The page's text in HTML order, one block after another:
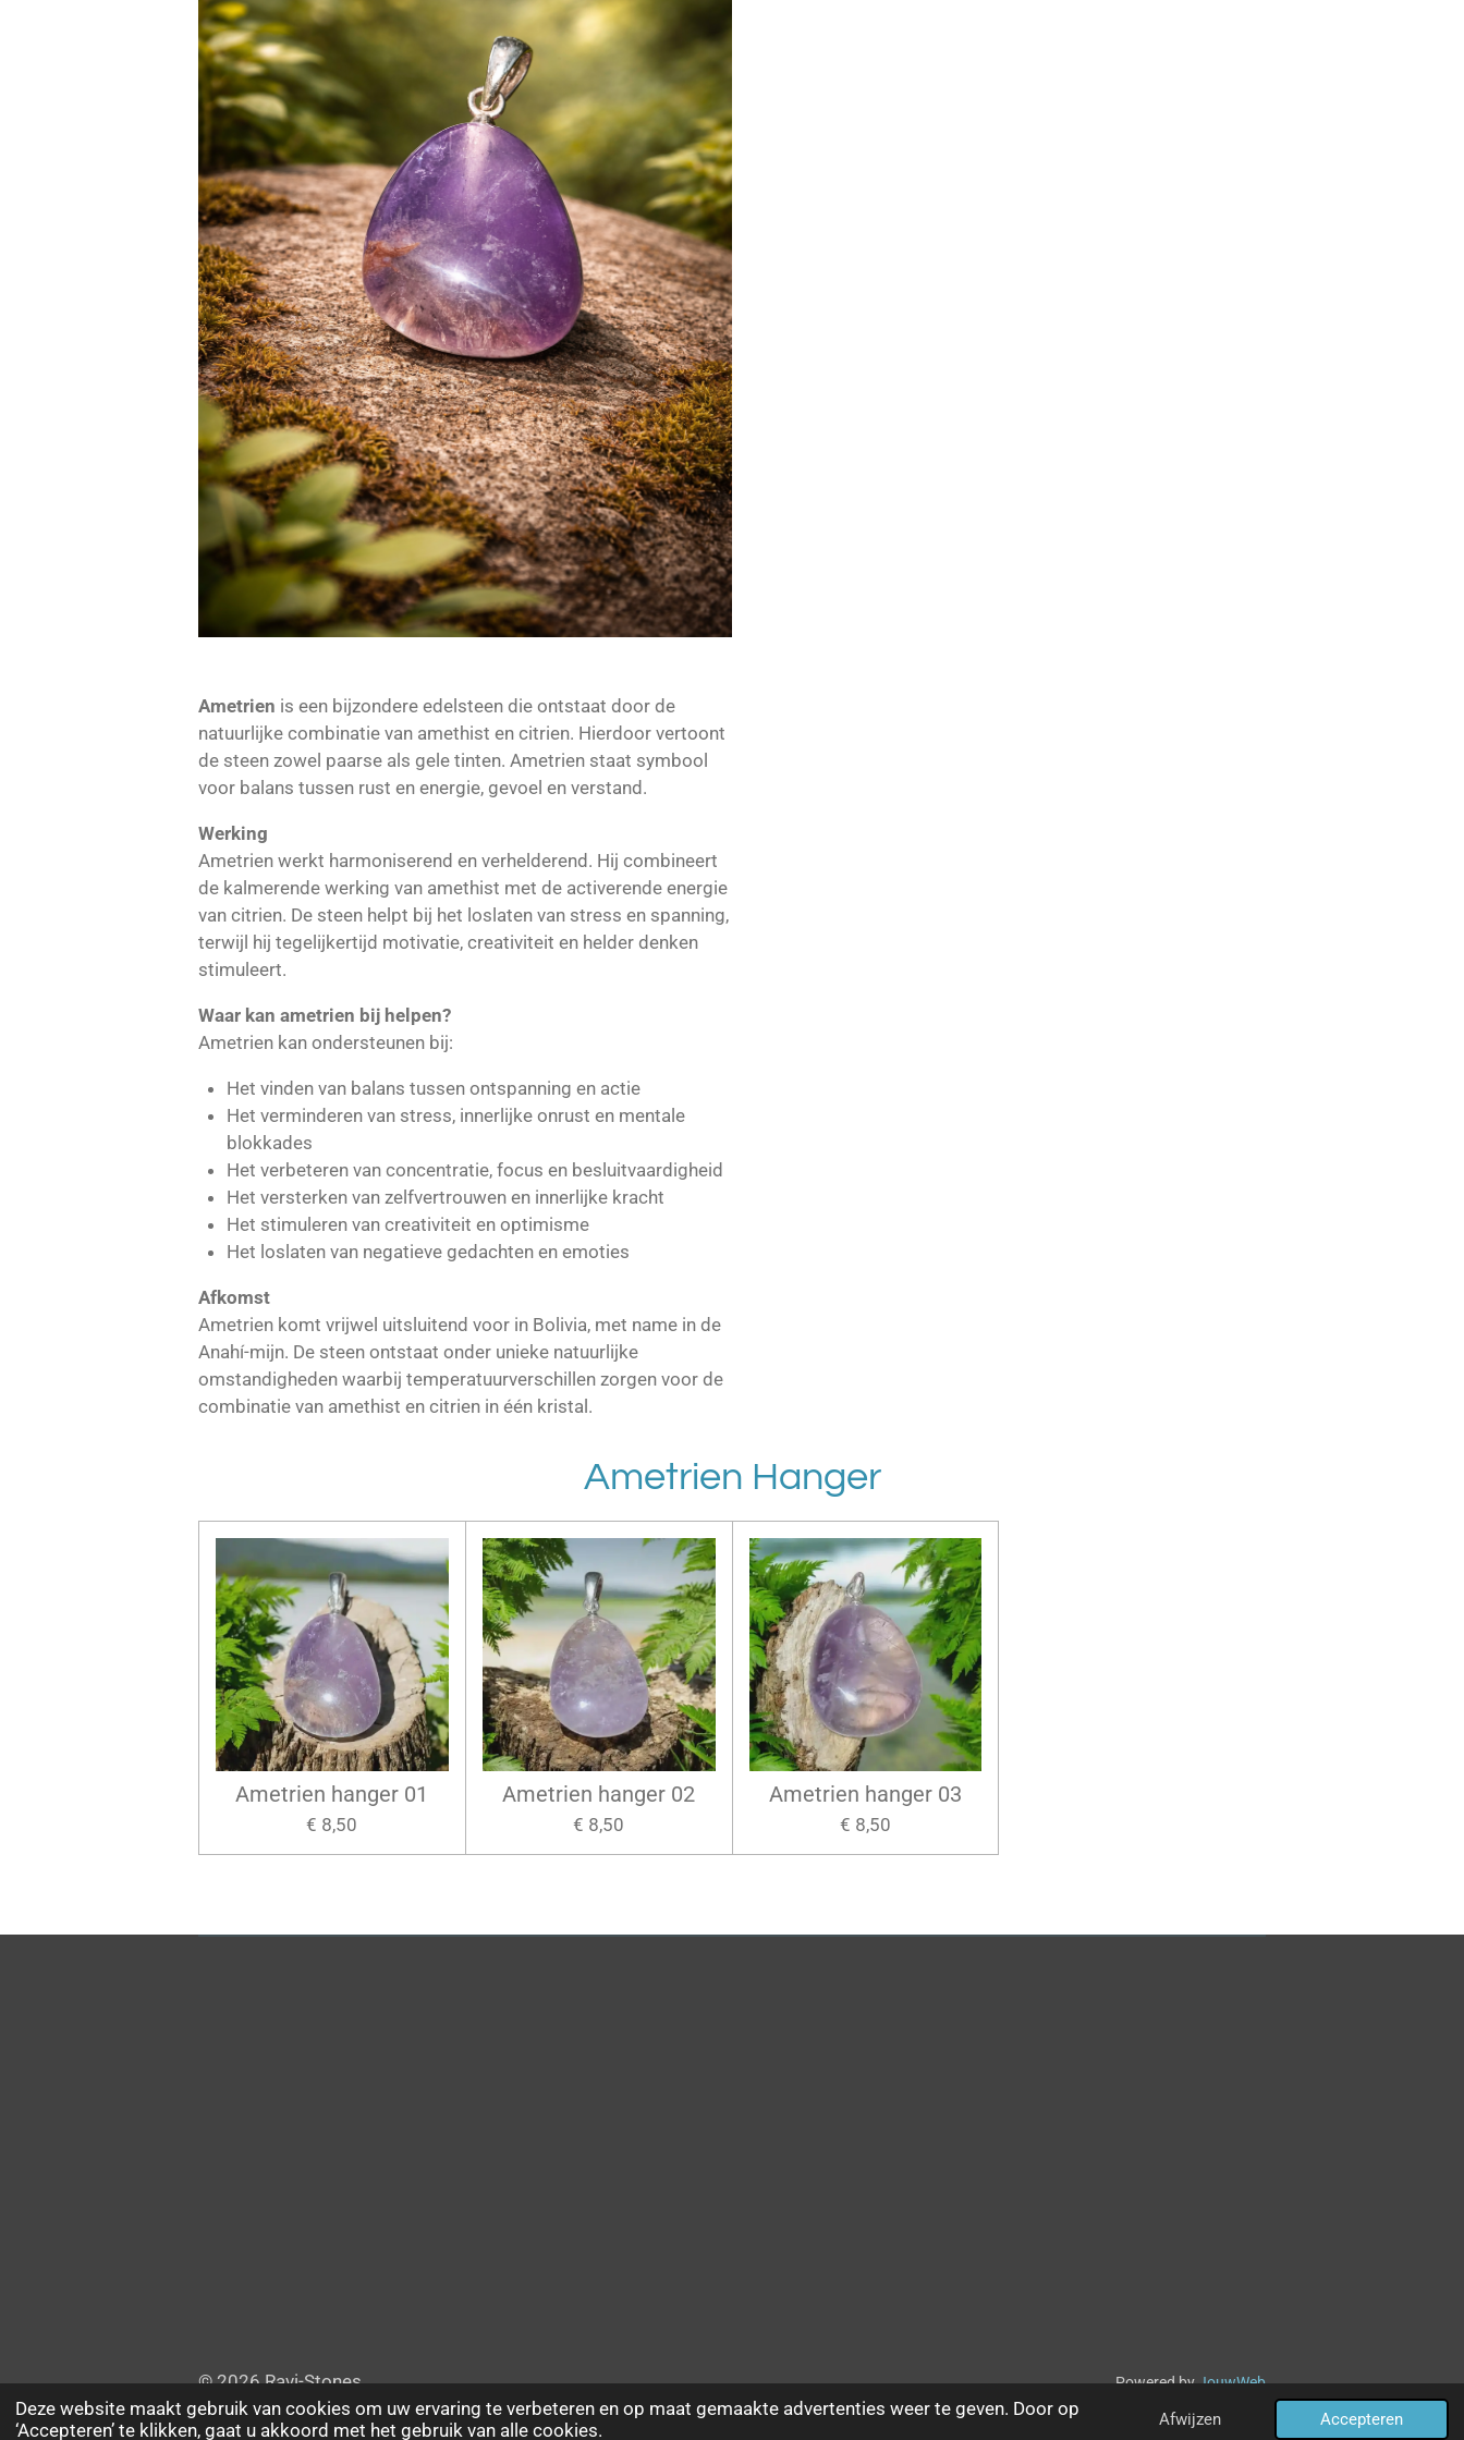
Deze website maakt gebruik van cookies om uw ervaring te verbeteren en op maat gemaakte advertenties weer te geven. Door op
‘Accepteren’ te klikken, gaat u akkoord met het gebruik van alle cookies.
Afwijzen Accepteren
Ametrien is een bijzondere edelsteen die ontstaat door de
natuurlijke combinatie van amethist en citrien. Hierdoor vertoont
de steen zowel paarse als gele tinten. Ametrien staat symbool
voor balans tussen rust en energie, gevoel en verstand.
Werking
Ametrien werkt harmoniserend en verhelderend. Hij combineert
de kalmerende werking van amethist met de activerende energie
van citrien. De steen helpt bij het loslaten van stress en spanning,
terwijl hij tegelijkertijd motivatie, creativiteit en helder denken
stimuleert.
Waar kan ametrien bij helpen?
Ametrien kan ondersteunen bij:
Het vinden van balans tussen ontspanning en actie
Het verminderen van stress, innerlijke onrust en mentale
blokkades
Het verbeteren van concentratie, focus en besluitvaardigheid
Het versterken van zelfvertrouwen en innerlijke kracht
Het stimuleren van creativiteit en optimisme
Het loslaten van negatieve gedachten en emoties
Afkomst
Ametrien komt vrijwel uitsluitend voor in Bolivia, met name in de
Anahí-mijn. De steen ontstaat onder unieke natuurlijke
omstandigheden waarbij temperatuurverschillen zorgen voor de
combinatie van amethist en citrien in één kristal.
Ametrien Hanger
Ametrien hanger 01
€ 8,50
Ametrien hanger 02
€ 8,50
Ametrien hanger 03
€ 8,50
© 2026 Ravi-Stones Powered byJouwWeb